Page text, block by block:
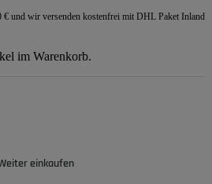
€ und wir versenden kostenfrei mit DHL Paket Inland
im Warenkorb.
einkaufen